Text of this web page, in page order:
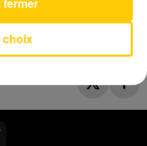
choix